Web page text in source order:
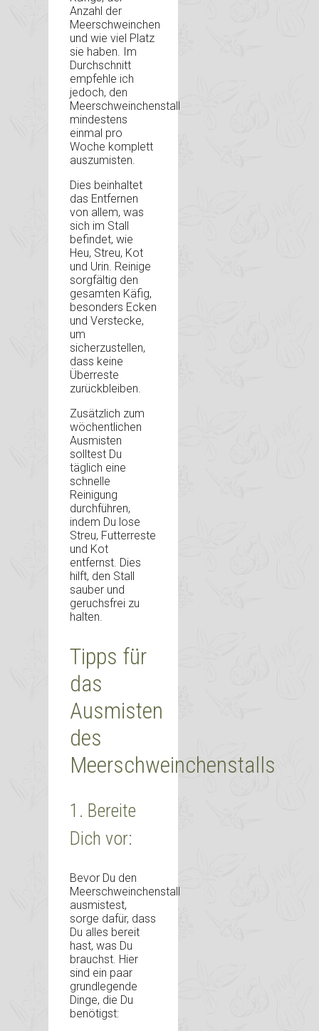
Anzahl der
Meerschweinchen
und wie viel Platz
sie haben. Im
Durchschnitt
empfehle ich
jedoch, den
Meerschweinchenstall
mindestens
einmal pro
Woche komplett
auszumisten.
Dies beinhaltet
das Entfernen
von allem, was
sich im Stall
befindet, wie
Heu, Streu, Kot
und Urin. Reinige
sorgfältig den
gesamten Käfig,
besonders Ecken
und Verstecke,
um
sicherzustellen,
dass keine
Überreste
zurückbleiben.
Zusätzlich zum
wöchentlichen
Ausmisten
solltest Du
täglich eine
schnelle
Reinigung
durchführen,
indem Du lose
Streu, Futterreste
und Kot
entfernst. Dies
hilft, den Stall
sauber und
geruchsfrei zu
halten.
Tipps für
das
Ausmisten
des
Meerschweinchenstalls
1. Bereite
Dich vor:
Bevor Du den
Meerschweinchenstall
ausmistest,
sorge dafür, dass
Du alles bereit
hast, was Du
brauchst. Hier
sind ein paar
grundlegende
Dinge, die Du
benötigst: